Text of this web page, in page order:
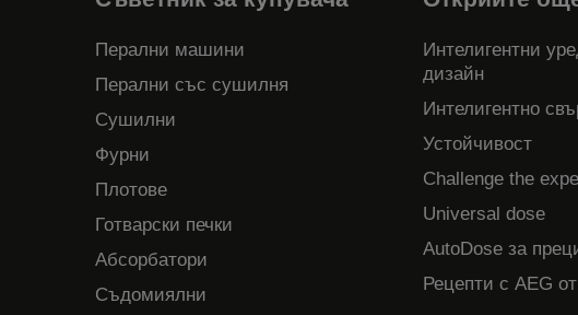
Перални машини
Перални със сушилня
Сушилни
Фурни
Плотове
Готварски печки
Абсорбатори
Съдомиялни
Интелигентни
дизайн
Интелигентно
Устойчивост
Challenge the
Universal dose
AutoDose за
Рецепти с AEG